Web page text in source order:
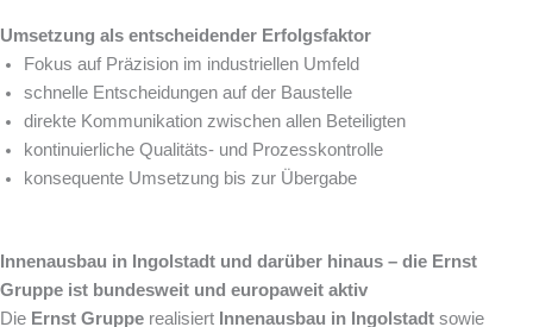
Umsetzung als entscheidender Erfolgsfaktor
Fokus auf Präzision im industriellen Umfeld
schnelle Entscheidungen auf der Baustelle
direkte Kommunikation zwischen allen Beteiligten
kontinuierliche Qualitäts- und Prozesskontrolle
konsequente Umsetzung bis zur Übergabe
Innenausbau in Ingolstadt und darüber hinaus – die Ernst
Gruppe ist bundesweit und europaweit aktiv
Die Ernst Gruppe realisiert Innenausbau in Ingolstadt sowie